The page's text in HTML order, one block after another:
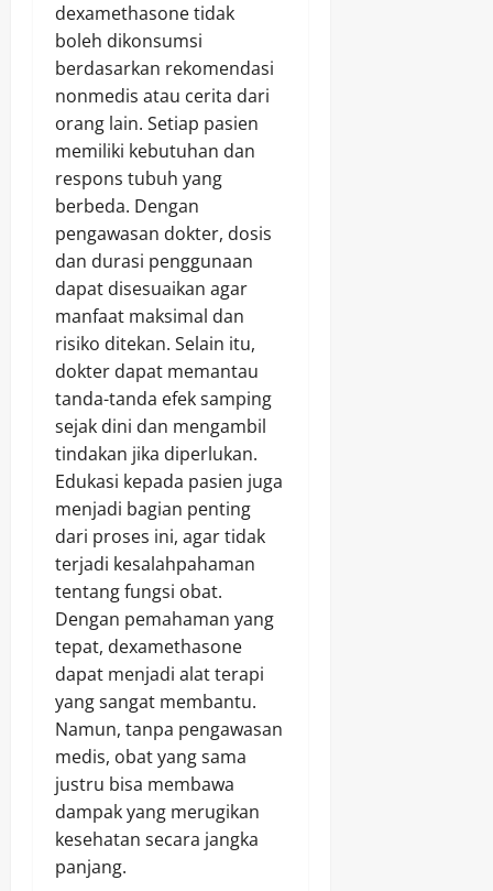
dexamethasone tidak
boleh dikonsumsi
berdasarkan rekomendasi
nonmedis atau cerita dari
orang lain. Setiap pasien
memiliki kebutuhan dan
respons tubuh yang
berbeda. Dengan
pengawasan dokter, dosis
dan durasi penggunaan
dapat disesuaikan agar
manfaat maksimal dan
risiko ditekan. Selain itu,
dokter dapat memantau
tanda-tanda efek samping
sejak dini dan mengambil
tindakan jika diperlukan.
Edukasi kepada pasien juga
menjadi bagian penting
dari proses ini, agar tidak
terjadi kesalahpahaman
tentang fungsi obat.
Dengan pemahaman yang
tepat, dexamethasone
dapat menjadi alat terapi
yang sangat membantu.
Namun, tanpa pengawasan
medis, obat yang sama
justru bisa membawa
dampak yang merugikan
kesehatan secara jangka
panjang.